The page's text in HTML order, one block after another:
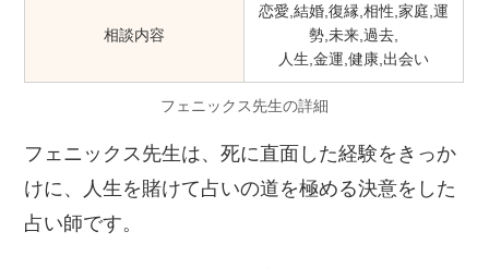
相談内容
恋愛,結婚,復縁,相性,家庭,運
勢,未来,過去,
人生,金運,健康,出会い
フェニックス先生の詳細
フェニックス先生は、死に直面した経験をきっか
けに、人生を賭けて占いの道を極める決意をした
占い師です。